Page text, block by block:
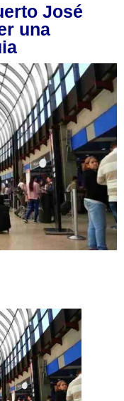
José
una